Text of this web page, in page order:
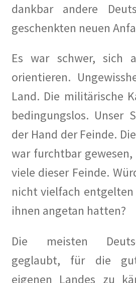
…in der historischen Presse
Die Architektur der
Architekten
Führungen durch die
Gartenstadt am Südwestkorso
(Denkmalschutz)
Kleine Geschichte der
Dies und Das
dankbar andere
geschenkten neuen
Es war schwer, sich
orientieren.
Land. Die militärische
bedingungslos. Unser
der Hand der Feinde.
war furchtbar
viele dieser Feinde.
nicht vielfach entgelten
ihnen angetan hatten?
Die meisten
geglaubt, für die
eigenen Landes zu